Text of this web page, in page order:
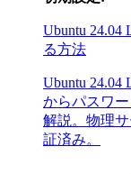
Ubuntu 24.04
る方法
Ubuntu 24.04
からパスワ
解説。物理
証済み。